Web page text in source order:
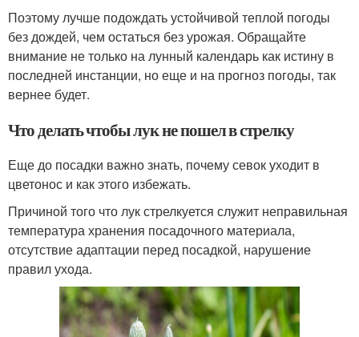
Поэтому лучше подождать устойчивой теплой погоды
без дождей, чем остаться без урожая. Обращайте
внимание не только на лунный календарь как истину в
последней инстанции, но еще и на прогноз погоды, так
вернее будет.
Что делать чтобы лук не пошел в стрелку
Еще до посадки важно знать, почему севок уходит в
цветонос и как этого избежать.
Причиной того что лук стрелкуется служит неправильная
температура хранения посадочного материала,
отсутствие адаптации перед посадкой, нарушение
правил ухода.